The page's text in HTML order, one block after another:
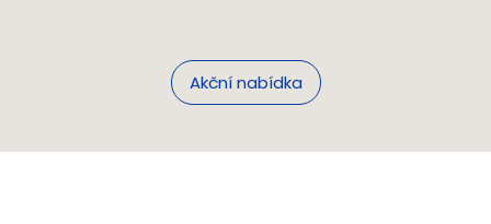
Akční nabídka